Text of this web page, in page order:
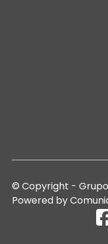
© Copyright -
Powered by